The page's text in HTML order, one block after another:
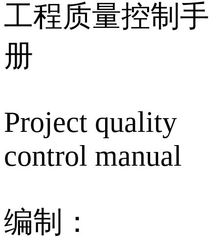
工程质量控制手
册
Project quality
control manual
编制：